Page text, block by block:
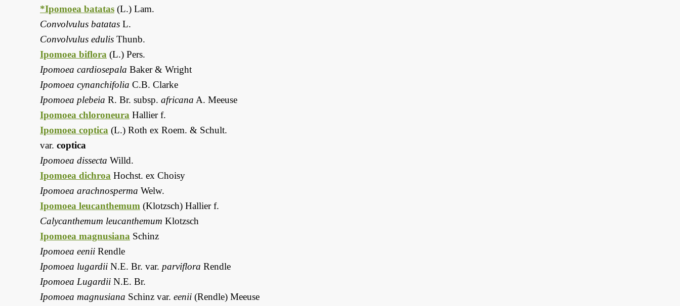
*Ipomoea batatas (L.) Lam.
Convolvulus batatas L.
Convolvulus edulis Thunb.
Ipomoea biflora (L.) Pers.
Ipomoea cardiosepala Baker & Wright
Ipomoea cynanchifolia C.B. Clarke
Ipomoea plebeia R. Br. subsp. africana A. Meeuse
Ipomoea chloroneura Hallier f.
Ipomoea coptica (L.) Roth ex Roem. & Schult.
var. coptica
Ipomoea dissecta Willd.
Ipomoea dichroa Hochst. ex Choisy
Ipomoea arachnosperma Welw.
Ipomoea leucanthemum (Klotzsch) Hallier f.
Calycanthemum leucanthemum Klotzsch
Ipomoea magnusiana Schinz
Ipomoea eenii Rendle
Ipomoea lugardii N.E. Br. var. parviflora Rendle
Ipomoea Lugardii N.E. Br.
Ipomoea magnusiana Schinz var. eenii (Rendle) Meeuse